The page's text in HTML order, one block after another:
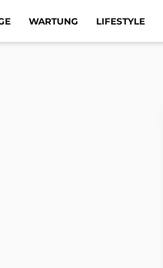
WARTUNG LIFESTYLE